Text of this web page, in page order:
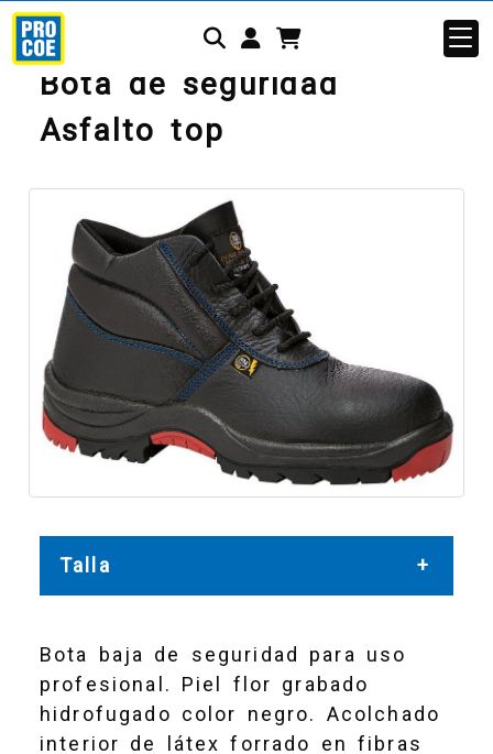
Identifícate
Bota de seguridad
Asfalto top
Talla
40
Bota baja de seguridad para uso
profesional. Piel flor grabado
hidrofugado color negro. Acolchado
interior de látex forrado en fibras